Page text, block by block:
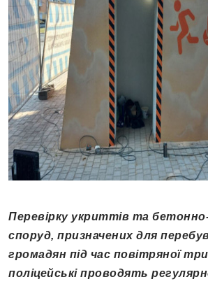
Перевірку укриттів та
споруд, призначених для
громадян під час повітряної
поліцейські проводять